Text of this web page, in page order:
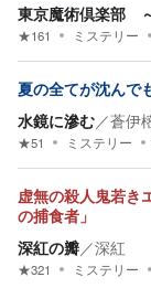
東京魔術倶楽部
★161 ミステリー
夏の全てが沈んで
水鏡に滲む／蒼伊
★51 ミステリー
虚無の殺人鬼若き
の捕食者」
深紅の瓣／深紅
★321 ミステリー